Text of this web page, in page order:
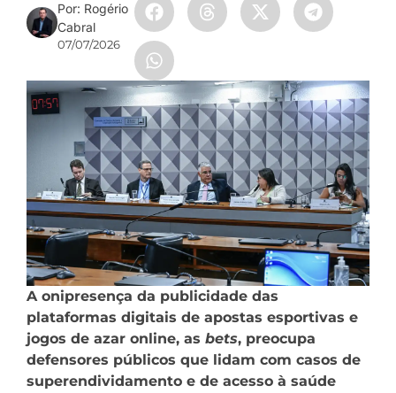
Por: Rogério
Cabral
07/07/2026
A onipresença da publicidade das
plataformas digitais de apostas esportivas e
jogos de azar online, as bets, preocupa
defensores públicos que lidam com casos de
superendividamento e de acesso à saúde